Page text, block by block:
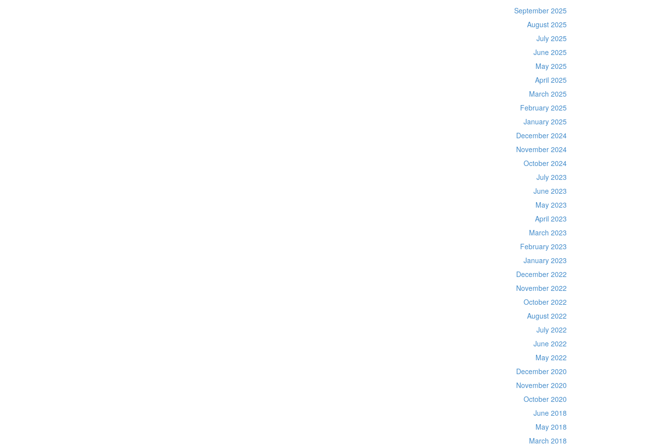
September 2025
August 2025
July 2025
June 2025
May 2025
April 2025
March 2025
February 2025
January 2025
December 2024
November 2024
October 2024
July 2023
June 2023
May 2023
April 2023
March 2023
February 2023
January 2023
December 2022
November 2022
October 2022
August 2022
July 2022
June 2022
May 2022
December 2020
November 2020
October 2020
June 2018
May 2018
March 2018